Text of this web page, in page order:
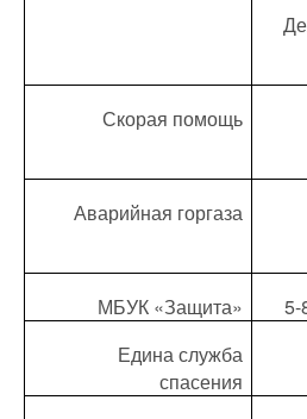
Скорая помощь
Аварийная горгаза
МБУК «Защита»
5-
Едина служба
спасения